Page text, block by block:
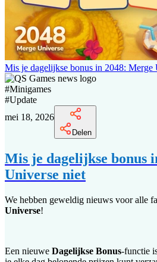
Mis je dagelijkse bonus in 2048: Merge
#Minigames
#Update
mei 18, 2026
Delen
Mis je dagelijkse bonus
Universe niet
We hebben geweldig nieuws voor alle
Universe!
Een nieuwe Dagelijkse Bonus-functie